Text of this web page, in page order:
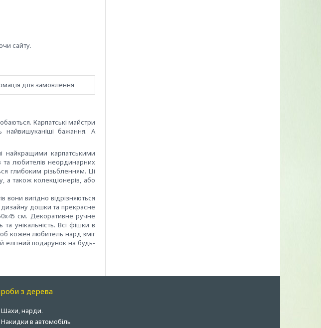
сайту.
для замовлення
Карпатські майстри
найвишуканіші бажання. А
найкращими карпатськими
та любителів неординарних
глибоким різьбленням. Ці
а також колекціонерів, або
вони вигідно відрізняються
дизайну дошки та прекрасне
см. Декоративне ручне
унікальність. Всі фішки в
кожен любитель нард зміг
елітний подарунок на будь-
з дерева
Шахи, нарди.
Накидки в автомобіль